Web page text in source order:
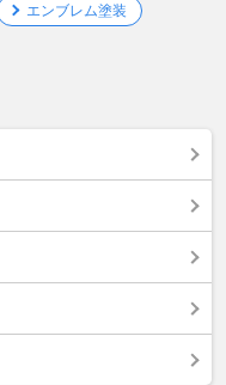
エンブレム塗装